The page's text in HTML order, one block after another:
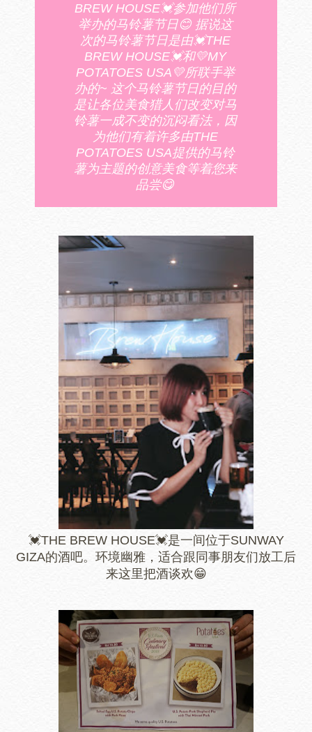
BREW HOUSE💓参加他们所
举办的马铃薯节日😊 据说这
次的马铃薯节日是由💓THE
BREW HOUSE💓和💛MY
POTATOES USA💛所联手举
办的~ 这个马铃薯节日的目的
是让各位美食猎人们改变对马
铃薯一成不变的沉闷看法，因
为他们有着许多由THE
POTATOES USA提供的马铃
薯为主题的创意美食等着您来
品尝😋
💓THE BREW HOUSE💓是一间位于SUNWAY
GIZA的酒吧。环境幽雅，适合跟同事朋友们放工后
来这里把酒谈欢😁